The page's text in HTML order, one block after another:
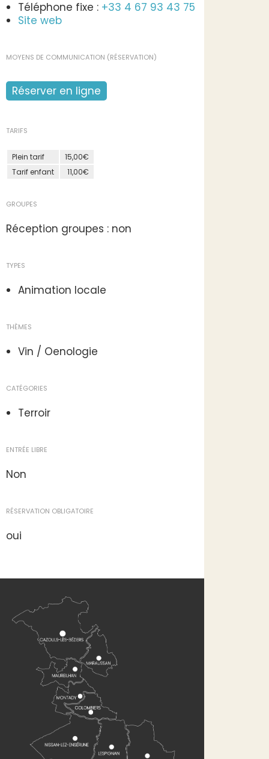
Téléphone fixe : +33 4 67 93 43 75
Site web
MOYENS DE COMMUNICATION (RÉSERVATION)
Réserver en ligne
TARIFS
Plein tarif
15,00€
Tarif enfant
11,00€
GROUPES
Réception groupes : non
TYPES
Animation locale
THÈMES
Vin / Oenologie
CATÉGORIES
Terroir
ENTRÉE LIBRE
Non
RÉSERVATION OBLIGATOIRE
oui